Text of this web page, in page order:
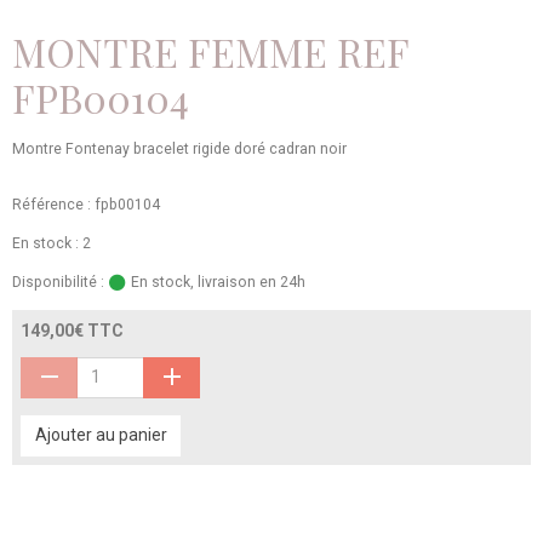
MONTRE FEMME REF
FPB00104
Montre Fontenay bracelet rigide doré cadran noir
Référence : fpb00104
En stock : 2
Disponibilité : En stock, livraison en 24h
149,00€ TTC
Ajouter au panier